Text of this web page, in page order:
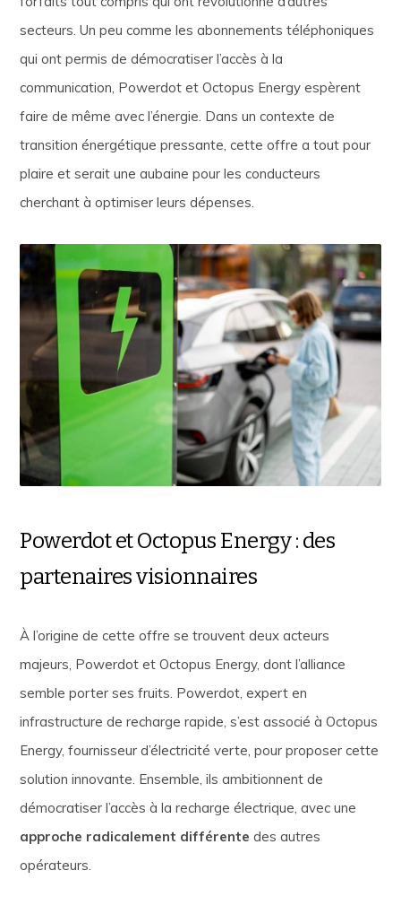
secteurs. Un peu comme les abonnements téléphoniques
qui ont permis de démocratiser l’accès à la
communication, Powerdot et Octopus Energy espèrent
faire de même avec l’énergie. Dans un contexte de
transition énergétique pressante, cette offre a tout pour
plaire et serait une aubaine pour les conducteurs
cherchant à optimiser leurs dépenses.
Powerdot et Octopus Energy : des
partenaires visionnaires
À l’origine de cette offre se trouvent deux acteurs
majeurs, Powerdot et Octopus Energy, dont l’alliance
semble porter ses fruits. Powerdot, expert en
infrastructure de recharge rapide, s’est associé à Octopus
Energy, fournisseur d’électricité verte, pour proposer cette
solution innovante. Ensemble, ils ambitionnent de
démocratiser l’accès à la recharge électrique, avec une
approche radicalement différente des autres
opérateurs.